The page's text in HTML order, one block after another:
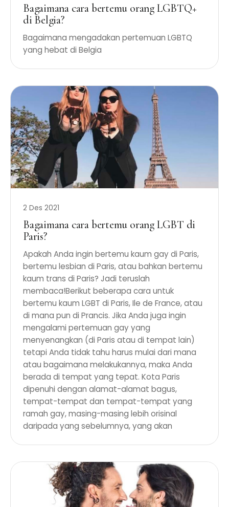
Bagaimana cara bertemu orang LGBTQ+
di Belgia?
Bagaimana mengadakan pertemuan LGBTQ
yang hebat di Belgia
2 Des 2021
Bagaimana cara bertemu orang LGBT di
Paris?
Apakah Anda ingin bertemu kaum gay di Paris,
bertemu lesbian di Paris, atau bahkan bertemu
kaum trans di Paris? Jadi teruslah
membaca!Berikut beberapa cara untuk
bertemu kaum LGBT di Paris, Ile de France, atau
di mana pun di Prancis. Jika Anda juga ingin
mengalami pertemuan gay yang
menyenangkan (di Paris atau di tempat lain)
tetapi Anda tidak tahu harus mulai dari mana
atau bagaimana melakukannya, maka Anda
berada di tempat yang tepat. Kota Paris
dipenuhi dengan alamat-alamat bagus,
tempat-tempat dan tempat-tempat yang
ramah gay, masing-masing lebih orisinal
daripada yang sebelumnya, yang akan